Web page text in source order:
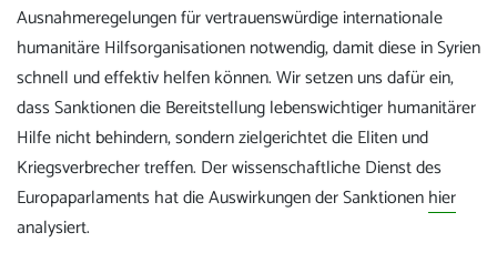
Ausnahmeregelungen für vertrauenswürdige internationale
humanitäre Hilfsorganisationen notwendig, damit diese in Syrien
schnell und effektiv helfen können. Wir setzen uns dafür ein,
dass Sanktionen die Bereitstellung lebenswichtiger humanitärer
Hilfe nicht behindern, sondern zielgerichtet die Eliten und
Kriegsverbrecher treffen. Der wissenschaftliche Dienst des
Europaparlaments hat die Auswirkungen der Sanktionenhier
analysiert.